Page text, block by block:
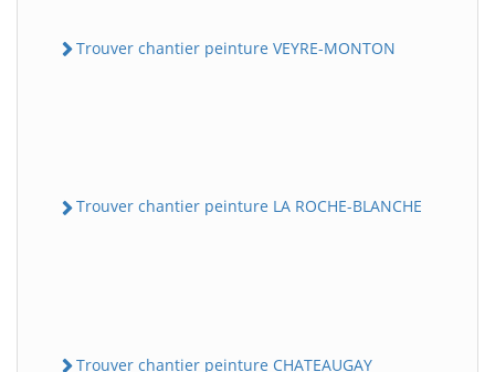
Trouver chantier peinture VEYRE-MONTON
Trouver chantier peinture LA ROCHE-BLANCHE
Trouver chantier peinture CHATEAUGAY